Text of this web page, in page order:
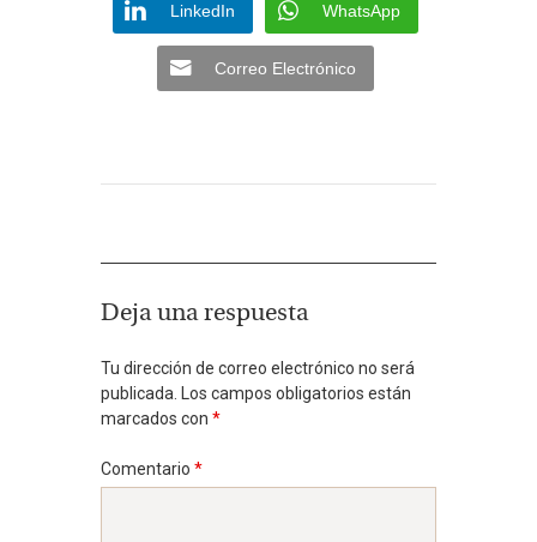
LinkedIn WhatsApp
Correo Electrónico
Deja una respuesta
Tu dirección de correo electrónico no será
publicada.
Los campos obligatorios están
marcados con *
Comentario *